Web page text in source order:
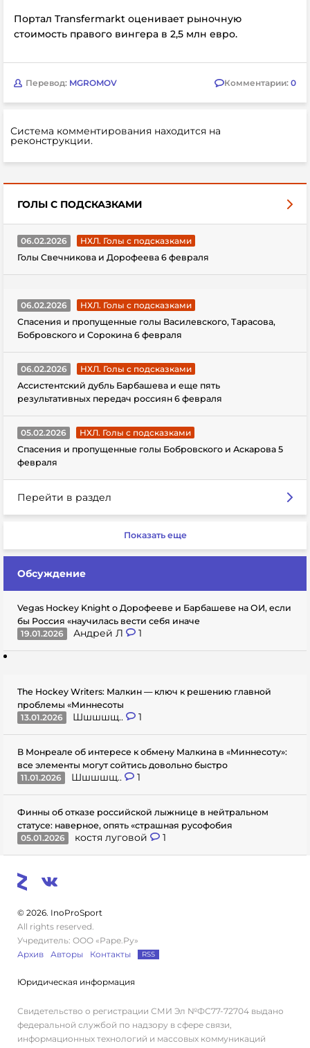
Портал Transfermarkt оценивает рыночную
стоимость правого вингера в 2,5 млн евро.
Перевод: MGROMOV Комментарии: 0
Система комментирования находится на
реконструкции.
ГОЛЫ С ПОДСКАЗКАМИ
06.02.2026
НХЛ. Голы с подсказками
Голы Свечникова и Дорофеева 6 февраля
06.02.2026
НХЛ. Голы с подсказками
Спасения и пропущенные голы Василевского, Тарасова,
Бобровского и Сорокина 6 февраля
06.02.2026
НХЛ. Голы с подсказками
Ассистентский дубль Барбашева и еще пять
результативных передач россиян 6 февраля
05.02.2026
НХЛ. Голы с подсказками
Спасения и пропущенные голы Бобровского и Аскарова 5
февраля
Перейти в раздел
Показать еще
Обсуждение
Vegas Hockey Knight о Дорофееве и Барбашеве на ОИ, если
бы Россия «научилась вести себя иначе
19.01.2026
Андрей Л 1
The Hockey Writers: Малкин — ключ к решению главной
проблемы «Миннесоты
13.01.2026
Шшшшщ.. 1
В Монреале об интересе к обмену Малкина в «Миннесоту»:
все элементы могут сойтись довольно быстро
11.01.2026
Шшшшщ.. 1
Финны об отказе российской лыжнице в нейтральном
статусе: наверное, опять «страшная русофобия
05.01.2026
костя луговой 1
© 2026. InoProSport
All rights reserved.
Учредитель: ООО «Раре.Ру»
Архив
Авторы Контакты RSS
Юридическая информация
Свидетельство о регистрации СМИ Эл №ФС77-72704 выдано
федеральной службой по надзору в сфере связи,
информационных технологий и массовых коммуникаций